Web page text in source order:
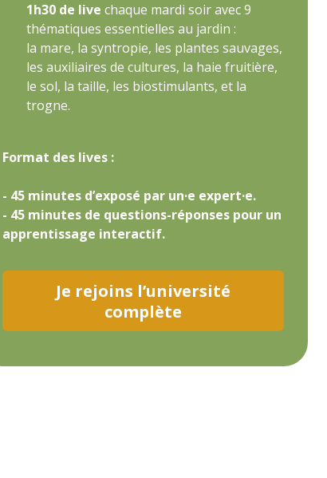
1h30 de live chaque mardi soir avec 9
thématiques essentielles au jardin :
la mare, la syntropie, les plantes sauvages,
les auxiliaires de cultures, la haie fruitière,
le sol, la taille, les biostimulants, et la
trogne.
Format des lives :
- 45 minutes d’exposé par un·e expert·e.
- 45 minutes de questions-réponses pour un
apprentissage interactif.
Je rejoins l’université
complète